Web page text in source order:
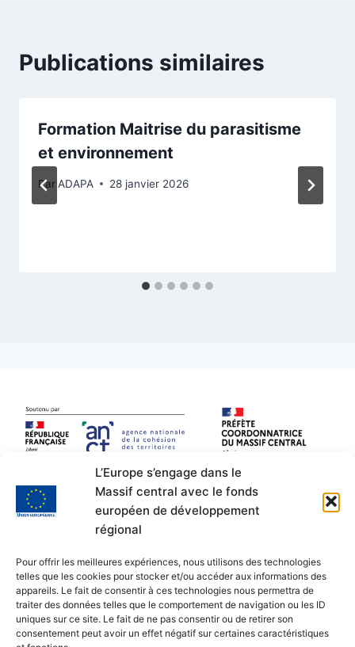
L’Europe s’engage dans le
Massif central avec le fonds
européen de développement
régional
Pour offrir les meilleures expériences, nous utilisons des technologies
telles que les cookies pour stocker et/ou accéder aux informations des
appareils. Le fait de consentir à ces technologies nous permettra de
traiter des données telles que le comportement de navigation ou les ID
uniques sur ce site. Le fait de ne pas consentir ou de retirer son
consentement peut avoir un effet négatif sur certaines caractéristiques
Publications similaires
Formation Maitrise du parasitisme
et environnement
ParADAPA 28 janvier 2026